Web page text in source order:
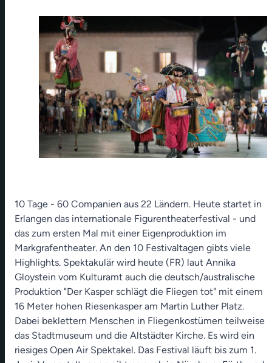
10 Tage - 60 Companien aus 22 Ländern. Heute startet in
Erlangen das internationale Figurentheaterfestival - und
das zum ersten Mal mit einer Eigenproduktion im
Markgrafentheater. An den 10 Festivaltagen gibts viele
Highlights. Spektakulär wird heute (FR) laut Annika
Gloystein vom Kulturamt auch die deutsch/australische
Produktion "Der Kasper schlägt die Fliegen tot" mit einem
16 Meter hohen Riesenkasper am Martin Luther Platz.
Dabei beklettern Menschen in Fliegenkostümen teilweise
das Stadtmuseum und die Altstädter Kirche. Es wird ein
riesiges Open Air Spektakel. Das Festival läuft bis zum 1.